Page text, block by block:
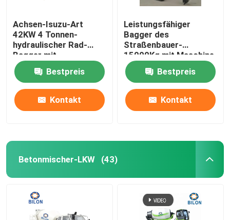
Achsen-Isuzu-Art
42KW 4 Tonnen-
hydraulischer Rad-
Bagger mit
hydraulischem Hammer
Bestpreis
Kontakt
Leistungsfähiger
Bagger des
Straßenbauer-
15000Kg mit Maschine
Yuchai oder Cumins
Bestpreis
Kontakt
Betonmischer-LKW (43)